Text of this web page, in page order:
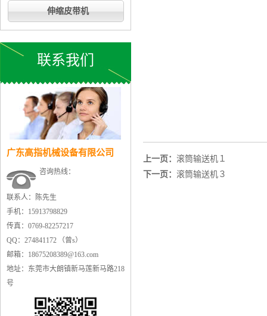
伸缩皮带机
联系我们
广东高指机械设备有限公司
咨询热线：
联系人：陈先生
手机：15913798829
传真：0769-82257217
QQ：274841172 （曾s）
邮箱：18675208389@163.com
地址：东莞市大朗镇新马莲新马路218
号
上一页： 滚筒输送机１
下一页： 滚筒输送机３